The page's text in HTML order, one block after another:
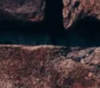
tutto per